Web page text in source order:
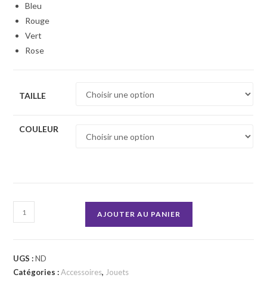
Bleu
Rouge
Vert
Rose
TAILLE
COULEUR
quantité
de
ee
AJOUTER AU PANIER
UGS :ND
Catégories :Accessoires, Jouets